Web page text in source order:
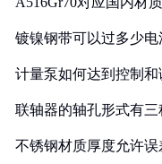
镀镍钢带可以过多少电
计量泵如何达到控制
联轴器的轴孔形式有
不锈钢材质厚度允许误